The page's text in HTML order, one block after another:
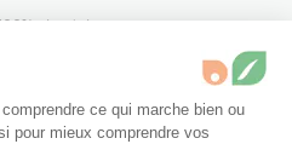
sécurisé
ce qui marche bien ou
pour mieux comprendre vos